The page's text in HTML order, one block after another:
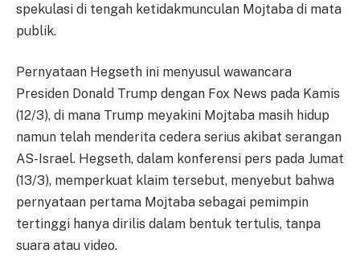
spekulasi di tengah ketidakmunculan Mojtaba di mata
publik.
Pernyataan Hegseth ini menyusul wawancara
Presiden Donald Trump dengan Fox News pada Kamis
(12/3), di mana Trump meyakini Mojtaba masih hidup
namun telah menderita cedera serius akibat serangan
AS-Israel. Hegseth, dalam konferensi pers pada Jumat
(13/3), memperkuat klaim tersebut, menyebut bahwa
pernyataan pertama Mojtaba sebagai pemimpin
tertinggi hanya dirilis dalam bentuk tertulis, tanpa
suara atau video.